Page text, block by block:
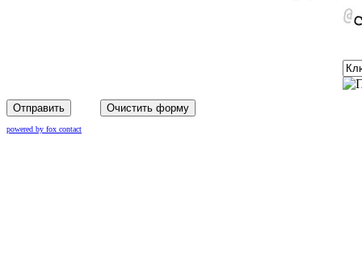
Отправить Очистить форму
powered by fox contact